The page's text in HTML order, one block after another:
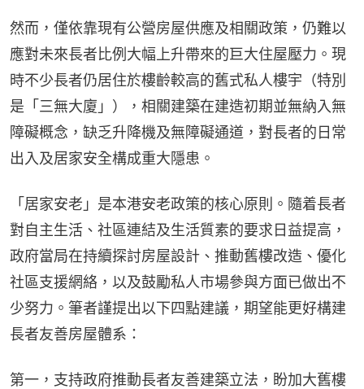
然而，僅依靠現有公營房屋供應及相關政策，仍難以
應對未來長者比例大幅上升帶來的巨大住屋壓力。現
時不少長者仍居住於樓齡較高的舊式私人樓宇（特別
是「三無大廈」），相關建築在建造初期並無納入無
障礙概念，缺乏升降機及無障礙通道，對長者的日常
出入及居家安全構成重大隱患。
「居家安老」是本港安老政策的核心原則。隨着長者
對自主生活、社區連結及生活質素的要求日益提高，
政府當局在持續探討房屋設計、推動舊樓改造、優化
社區支援網絡，以及鼓勵私人市場參與方面已做出不
少努力。筆者謹提出以下四點建議，期望能更好構建
長者友善房屋體系：
第一，支持政府推動長者友善建築立法，盼加大舊樓